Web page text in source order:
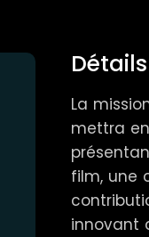
La
mettra
film, une
innovant